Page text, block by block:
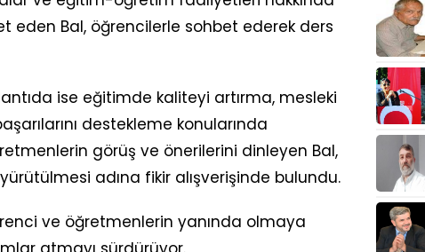
eden Bal, öğrencilerle sohbet ederek ders
ise eğitimde kaliteyi artırma, mesleki
destekleme konularında
görüş ve önerilerini dinleyen Bal,
adına fikir alışverişinde bulundu.
ve öğretmenlerin yanında olmaya